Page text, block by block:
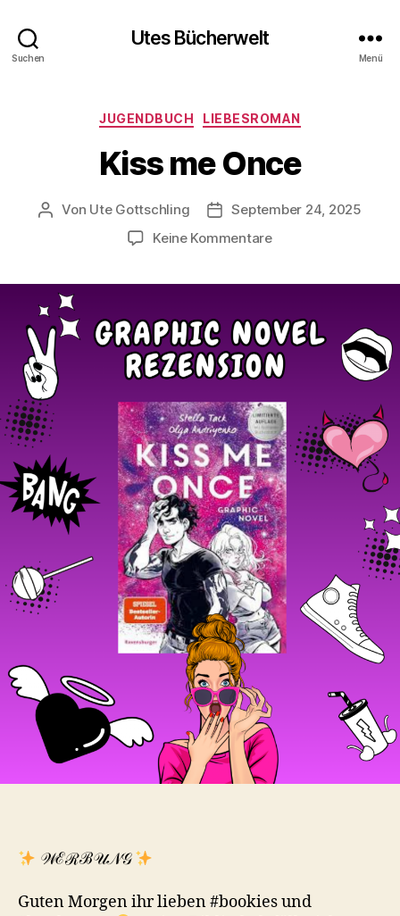
Suchen
Utes Bücherwelt
Menü
Kategorien
JUGENDBUCH LIEBESROMAN
Kiss me Once
Beitragsautor
Von Ute Gottschling Veröffentlichungsdatum
September 24, 2025
Keine Kommentarezu
𝒲ℰℛℬ𝒰𝒩𝒢
Guten Morgen ihr lieben #bookies und